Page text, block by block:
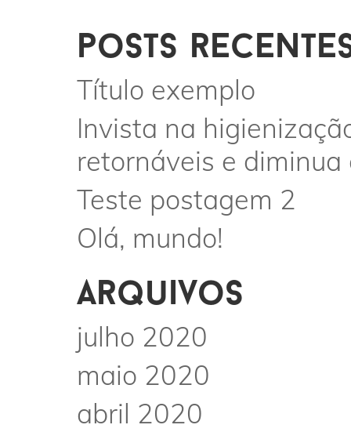
posts
Título exemplo
Invista na
retornáveis e
Teste postagem 2
Olá, mundo!
arquivos
julho 2020
maio 2020
abril 2020